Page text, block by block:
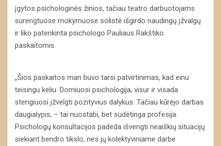
įgytos psichologinės žinios, tačiau teatro darbuotojams
surengtuose mokymuose solistė išgirdo naudingų įžvalgų
ir liko patenkinta psichologo Pauliaus Rakštiko
paskaitomis.
„Šios paskaitos man buvo tarsi patvirtinimas, kad einu
teisingu keliu. Domiuosi psichologija, visur ir visada
stengiuosi įžvelgti pozityvius dalykus. Tačiau kūrėjo darbas
daugialypis, – tai nuostabi, bet sudėtinga profesija.
Psichologų konsultacijos padeda išvengti neaiškių situacijų
siekiant bendro tikslo, nes jų kolektyviniame darbe